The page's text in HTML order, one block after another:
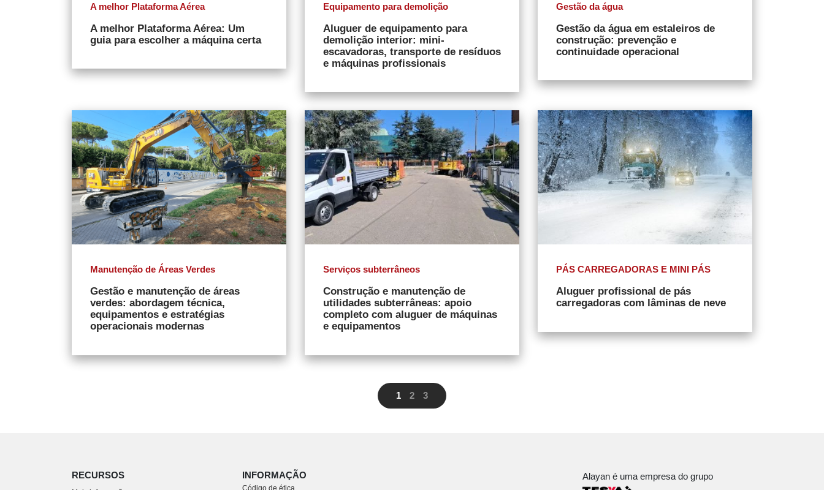
A melhor Plataforma Aérea
A melhor Plataforma Aérea: Um
guia para escolher a máquina certa
Equipamento para demolição
Aluguer de equipamento para
demolição interior: mini-
escavadoras, transporte de resíduos
e máquinas profissionais
Gestão da água
Gestão da água em estaleiros de
construção: prevenção e
continuidade operacional
Manutenção de Áreas Verdes
Gestão e manutenção de áreas
verdes: abordagem técnica,
equipamentos e estratégias
operacionais modernas
Serviços subterrâneos
Construção e manutenção de
utilidades subterrâneas: apoio
completo com aluguer de máquinas
e equipamentos
PÁS CARREGADORAS E MINI PÁS
Aluguer profissional de pás
carregadoras com lâminas de neve
1 2 3
RECURSOS INFORMAÇÃO
Código de ética
Alayan é uma empresa do grupo